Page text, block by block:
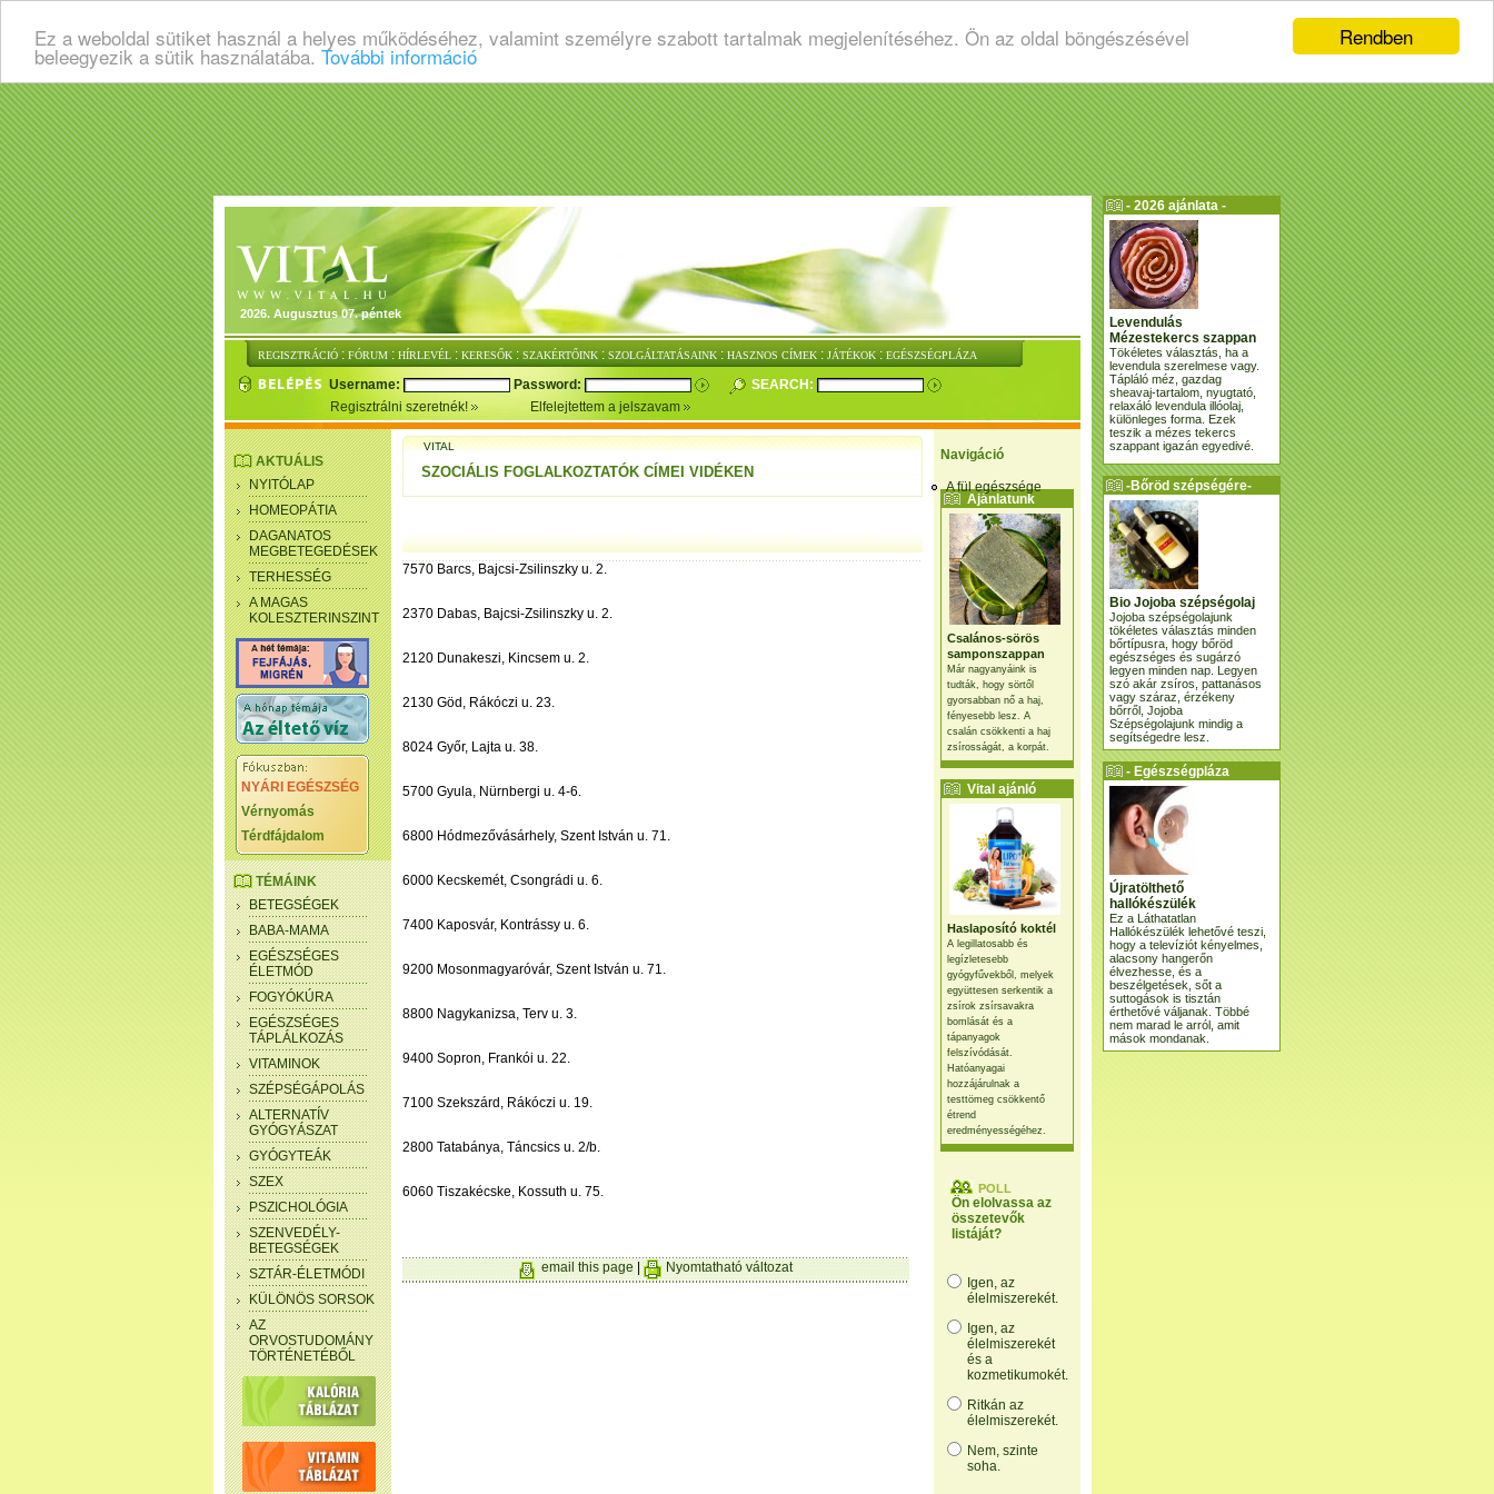
Rendben
Ez a weboldal sütiket használ a helyes működéséhez, valamint személyre szabott tartalmak megjelenítéséhez. Ön az oldal böngészésével
beleegyezik a sütik használatába. További információ
2026. Augusztus 07. péntek
REGISZTRÁCIÓ : FÓRUM : HÍRLEVÉL : KERESŐK : SZAKÉRTŐINK : SZOLGÁLTATÁSAINK : HASZNOS CÍMEK : JÁTÉKOK : EGÉSZSÉGPLÁZA
Username: Password:
SEARCH:
Regisztrálni szeretnék!
Elfelejtettem a jelszavam
Navigáció
A fül egészsége
Ajánlatunk
Csalános-sörös
samponszappan
Már nagyanyáink is
tudták, hogy sörtől
gyorsabban nő a haj,
fényesebb lesz. A
csalán csökkenti a haj
zsírosságát, a korpát.
Vital ajánló
Haslaposító koktél
A legillatosabb és
legízletesebb
gyógyfűvekből, melyek
együttesen serkentik a
zsírok zsírsavakra
bomlását és a
tápanyagok
felszívódását.
Hatóanyagai
hozzájárulnak a
testtömeg csökkentő
étrend
eredményességéhez.
POLL
Ön elolvassa az
összetevők
listáját?
Igen, az
élelmiszerekét.
Igen, az
élelmiszerekét
és a
kozmetikumokét.
Ritkán az
élelmiszerekét.
Nem, szinte
soha.
AKTUÁLIS
NYITÓLAP
HOMEOPÁTIA
DAGANATOS
MEGBETEGEDÉSEK
TERHESSÉG
A MAGAS
KOLESZTERINSZINT
NYÁRI EGÉSZSÉG
Vérnyomás
Térdfájdalom
TÉMÁINK
BETEGSÉGEK
BABA-MAMA
EGÉSZSÉGES
ÉLETMÓD
FOGYÓKÚRA
EGÉSZSÉGES
TÁPLÁLKOZÁS
VITAMINOK
SZÉPSÉGÁPOLÁS
ALTERNATÍV
GYÓGYÁSZAT
GYÓGYTEÁK
SZEX
PSZICHOLÓGIA
SZENVEDÉLY-
BETEGSÉGEK
SZTÁR-ÉLETMÓDI
KÜLÖNÖS SORSOK
AZ
ORVOSTUDOMÁNY
TÖRTÉNETÉBŐL
VITAL
SZOCIÁLIS FOGLALKOZTATÓK CÍMEI VIDÉKEN
7570 Barcs, Bajcsi-Zsilinszky u. 2.
2370 Dabas, Bajcsi-Zsilinszky u. 2.
2120 Dunakeszi, Kincsem u. 2.
2130 Göd, Rákóczi u. 23.
8024 Győr, Lajta u. 38.
5700 Gyula, Nürnbergi u. 4-6.
6800 Hódmezővásárhely, Szent István u. 71.
6000 Kecskemét, Csongrádi u. 6.
7400 Kaposvár, Kontrássy u. 6.
9200 Mosonmagyaróvár, Szent István u. 71.
8800 Nagykanizsa, Terv u. 3.
9400 Sopron, Frankói u. 22.
7100 Szekszárd, Rákóczi u. 19.
2800 Tatabánya, Táncsics u. 2/b.
6060 Tiszakécske, Kossuth u. 75.
email this page Nyomtatható változat
- 2026 ajánlata -
Levendulás
Mézestekercs szappan
Tökéletes választás, ha a
levendula szerelmese vagy.
Tápláló méz, gazdag
sheavaj-tartalom, nyugtató,
relaxáló levendula illóolaj,
különleges forma. Ezek
teszik a mézes tekercs
szappant igazán egyedivé.
-Bőröd szépségére-
Bio Jojoba szépségolaj
Jojoba szépségolajunk
tökéletes választás minden
bőrtípusra, hogy bőröd
egészséges és sugárzó
legyen minden nap. Legyen
szó akár zsíros, pattanásos
vagy száraz, érzékeny
bőrről, Jojoba
Szépségolajunk mindig a
segítségedre lesz.
- Egészségpláza
ajánlatunk -
Újratölthető
hallókészülék
Ez a Láthatatlan
Hallókészülék lehetővé teszi,
hogy a televíziót kényelmes,
alacsony hangerőn
élvezhesse, és a
beszélgetések, sőt a
suttogások is tisztán
érthetővé váljanak. Többé
nem marad le arról, amit
mások mondanak.